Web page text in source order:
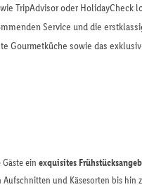
TripAdvisor oder HolidayCheck
Service und die
Gourmetküche sowie das
ein exquisites
und Käsesorten bis hin